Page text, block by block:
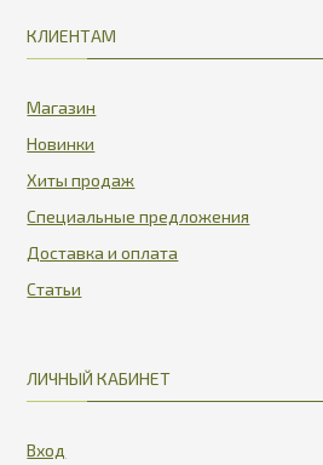
КЛИЕНТАМ
Магазин
Новинки
Хиты продаж
Специальные предложения
Доставка и оплата
Статьи
ЛИЧНЫЙ КАБИНЕТ
Вход